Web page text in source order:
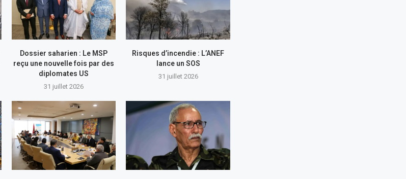
Dossier saharien : Le MSP
reçu une nouvelle fois par des
diplomates US
31 juillet 2026
Risques d’incendie : L’ANEF
lance un SOS
31 juillet 2026